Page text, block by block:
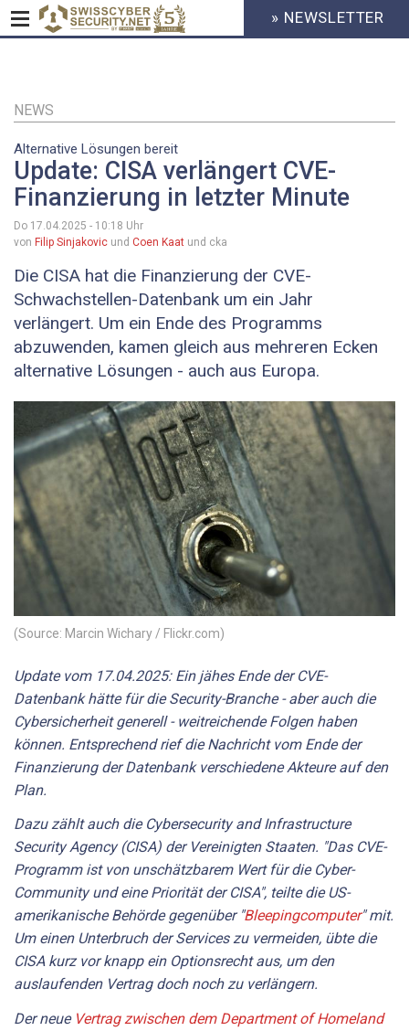
Inhalt
HEADER
MENU
» NEWSLETTER
NEWS
Alternative Lösungen bereit
Update: CISA verlängert CVE-
Finanzierung in letzter Minute
Do 17.04.2025 - 10:18 Uhr
von Filip Sinjakovic und Coen Kaat und cka
Die CISA hat die Finanzierung der CVE-
Schwachstellen-Datenbank um ein Jahr
verlängert. Um ein Ende des Programms
abzuwenden, kamen gleich aus mehreren Ecken
alternative Lösungen - auch aus Europa.
(Source: Marcin Wichary / Flickr.com)
Update vom 17.04.2025: Ein jähes Ende der CVE-
Datenbank hätte für die Security-Branche - aber auch die
Cybersicherheit generell - weitreichende Folgen haben
können. Entsprechend rief die Nachricht vom Ende der
Finanzierung der Datenbank verschiedene Akteure auf den
Plan.
Dazu zählt auch die Cybersecurity and Infrastructure
Security Agency (CISA) der Vereinigten Staaten. "Das CVE-
Programm ist von unschätzbarem Wert für die Cyber-
Community und eine Priorität der CISA", teilte die US-
amerikanische Behörde gegenüber "Bleepingcomputer" mit.
Um einen Unterbruch der Services zu vermeiden, übte die
CISA kurz vor knapp ein Optionsrecht aus, um den
auslaufenden Vertrag doch noch zu verlängern.
Der neue Vertrag zwischen dem Department of Homeland